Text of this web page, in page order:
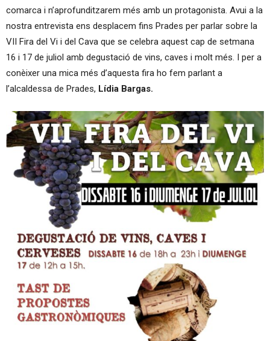
comarca i n’aprofunditzarem més amb un protagonista. Avui a la
nostra entrevista ens desplacem fins Prades per parlar sobre la
VII Fira del Vi i del Cava que se celebra aquest cap de setmana
16 i 17 de juliol amb degustació de vins, caves i molt més. I per a
conèixer una mica més d’aquesta fira ho fem parlant a
l’alcaldessa de Prades, Lídia Bargas.